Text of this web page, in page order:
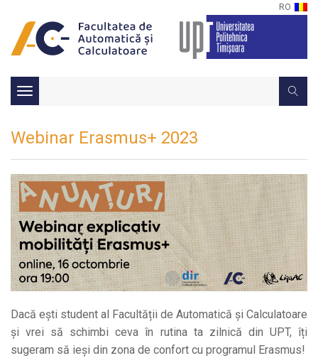
RO
Toggle
navigation
Webinar Erasmus+ 2023
Dacă ești student al Facultății de Automatică și Calculatoare
și vrei să schimbi ceva în rutina ta zilnică din UPT, îți
sugeram să ieși din zona de confort cu programul Erasmus!